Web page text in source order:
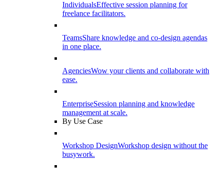
IndividualsEffective session planning for
freelance facilitators.
TeamsShare knowledge and co-design agendas
in one place.
AgenciesWow your clients and collaborate with
ease.
EnterpriseSession planning and knowledge
management at scale.
By Use Case
Workshop DesignWorkshop design without the
busywork.